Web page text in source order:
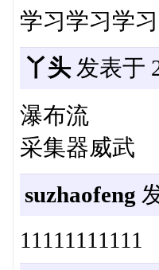
学习学习学习
丫头发表于
瀑布流
采集器威武
suzhaofeng
11111111111